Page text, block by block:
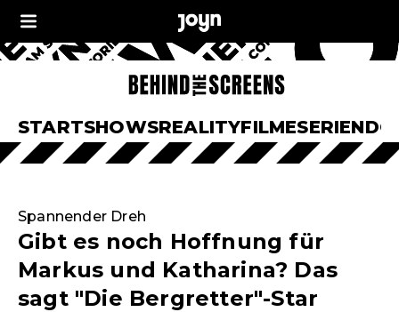
STARTSHOWSREALITYFILMESERIEN
Spannender Dreh
Gibt es noch Hoffnung für
Markus und Katharina? Das
sagt "Die Bergretter"-Star